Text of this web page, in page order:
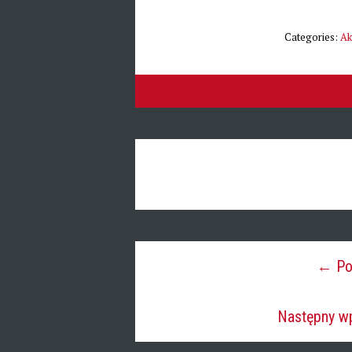
Categories:
←
Następny